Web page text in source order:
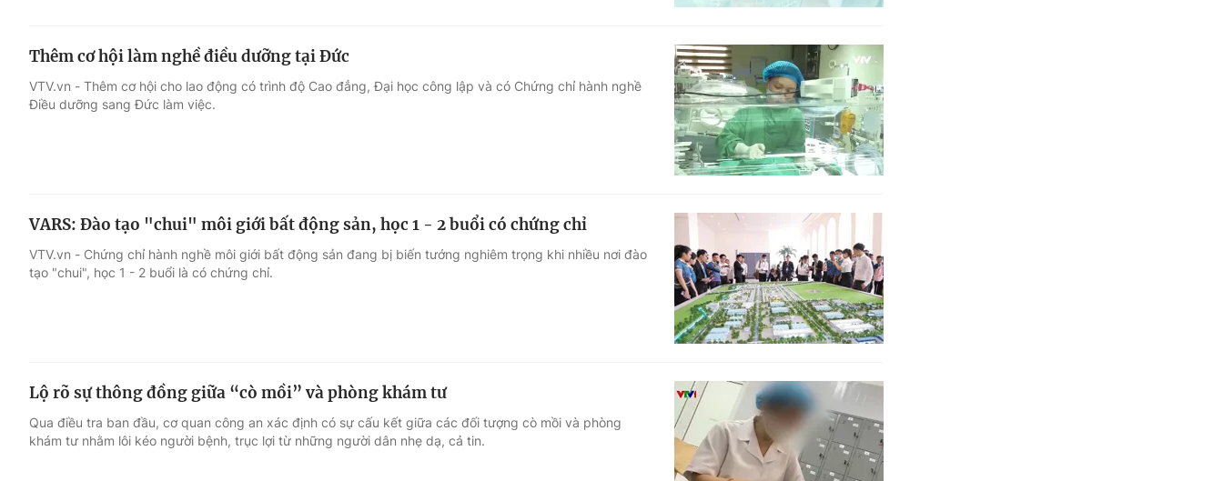
Thêm cơ hội làm nghề điều dưỡng tại Đức
VTV.vn - Thêm cơ hội cho lao động có trình độ Cao đẳng, Đại học công lập và có Chứng chỉ hành nghề
Điều dưỡng sang Đức làm việc.
VARS: Đào tạo "chui" môi giới bất động sản, học 1 - 2 buổi có chứng chỉ
VTV.vn - Chứng chỉ hành nghề môi giới bất động sản đang bị biến tướng nghiêm trọng khi nhiều nơi đào
tạo "chui", học 1 - 2 buổi là có chứng chỉ.
Lộ rõ sự thông đồng giữa “cò mồi” và phòng khám tư
Qua điều tra ban đầu, cơ quan công an xác định có sự cấu kết giữa các đối tượng cò mồi và phòng
khám tư nhằm lôi kéo người bệnh, trục lợi từ những người dân nhẹ dạ, cả tin.